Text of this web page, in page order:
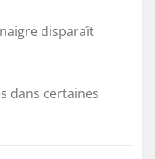
disparaît
dans certaines